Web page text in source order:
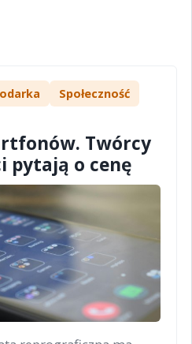
Społeczność
Twórcy
pytają o cenę